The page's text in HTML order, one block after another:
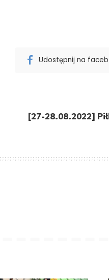
Udostępnij na
[27-28.08.2022]